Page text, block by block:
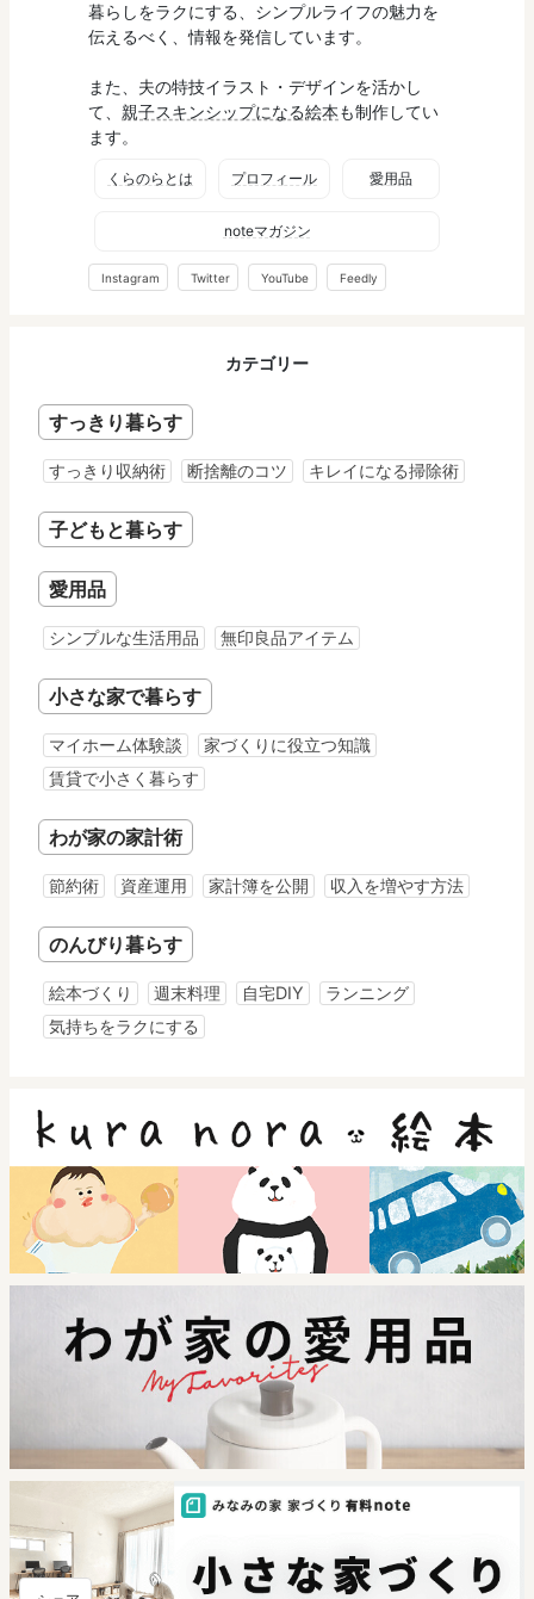
暮らしをラクにする、シンプルライフの魅力を
伝えるべく、情報を発信しています。
また、夫の特技イラスト・デザインを活かし
て、 親子スキンシップになる絵本も制作してい
ます。
くらのらとは プロフィール 愛用品
noteマガジン
Instagram Twitter YouTube Feedly
カテゴリー
すっきり暮らす
すっきり収納術 断捨離のコツ キレイになる掃除術
子どもと暮らす
愛用品
シンプルな生活用品 無印良品アイテム
小さな家で暮らす
マイホーム体験談
家づくりに役立つ知識
賃貸で小さく暮らす
わが家の家計術
節約術 資産運用 家計簿を公開 収入を増やす方法
のんびり暮らす
絵本づくり 週末料理 自宅DIY
ランニング
気持ちをラクにする